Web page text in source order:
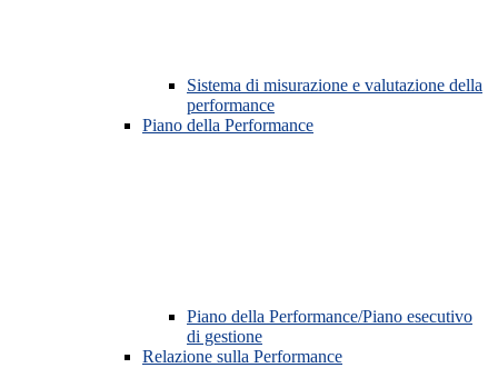
Sistema di misurazione e valutazione della
performance
Piano della Performance
Piano della Performance/Piano esecutivo
di gestione
Relazione sulla Performance